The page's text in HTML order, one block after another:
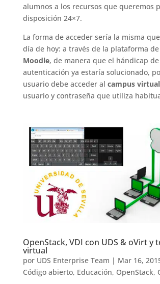
alumnos a los recursos que queremos
disposición 24×7.
La forma de acceder sería la misma
día de hoy: a través de la plataforma de
Moodle, de manera que el hándicap
autenticación ya estaría solucionado,
usuario debe acceder al campus virtual
usuario y contraseña que utiliza
OpenStack, VDI con UDS & oVirt y
virtual
por UDS Enterprise Team | Mar 16,
Código abierto, Educación, OpenStack,